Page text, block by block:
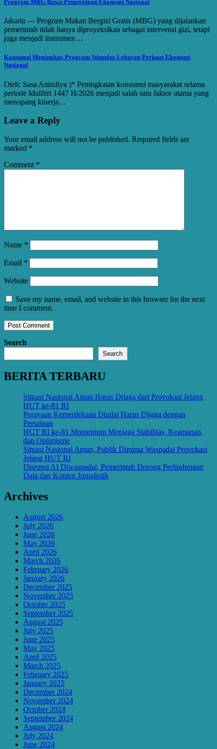
Program MBG Bawa Pemerataan Ekonomi Nasional
Jakarta — Program Makan Bergizi Gratis (MBG) yang dijalankan
pemerintah tidak hanya diproyeksikan sebagai intervensi gizi, tetapi
juga menjadi instrumen…
Konsumsi Meningkat, Program Stimulus Lebaran Perkuat Ekonomi
Nasional
Oleh: Sasa Anindiya )* Peningkatan konsumsi masyarakat selama
periode Idulfitri 1447 H/2026 menjadi salah satu faktor utama yang
menopang kinerja…
Leave a Reply
Your email address will not be published. Required fields are
marked *
Comment *
Name *
Email *
Website
Save my name, email, and website in this browser for the next
time I comment.
Search
Search
BERITA TERBARU
Situasi Nasional Aman Harus Dijaga dari Provokasi Jelang
HUT ke-81 RI
Perayaan Kemerdekaan Dinilai Harus Dijaga dengan
Persatuan
HUT RI ke-81 Momentum Menjaga Stabilitas, Keamanan,
dan Optimisme
Situasi Nasional Aman, Publik Diminta Waspadai Provokasi
Jelang HUT RI
Disrupsi AI Diwaspadai, Pemerintah Dorong Perlindungan
Data dan Konten Jurnalistik
Archives
August 2026
July 2026
June 2026
May 2026
April 2026
March 2026
February 2026
January 2026
December 2025
November 2025
October 2025
September 2025
August 2025
July 2025
June 2025
May 2025
April 2025
March 2025
February 2025
January 2025
December 2024
November 2024
October 2024
September 2024
August 2024
July 2024
June 2024